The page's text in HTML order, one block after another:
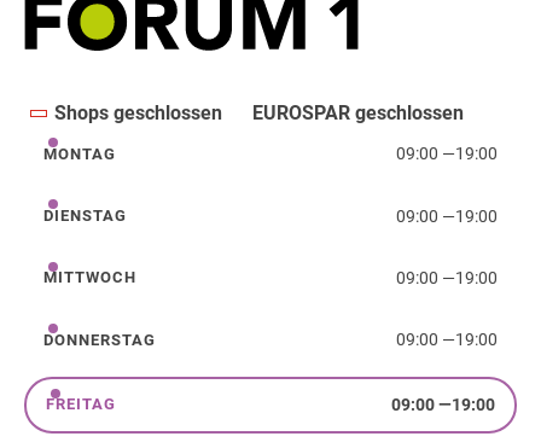
Shops geschlossen EUROSPAR geschlossen
Montag
MONTAG 09:00 —19:00
Dienstag
DIENSTAG 09:00 —19:00
Mittwoch
MITTWOCH 09:00 —19:00
Donnerstag
DONNERSTAG 09:00 —19:00
Freitag
FREITAG 09:00—19:00